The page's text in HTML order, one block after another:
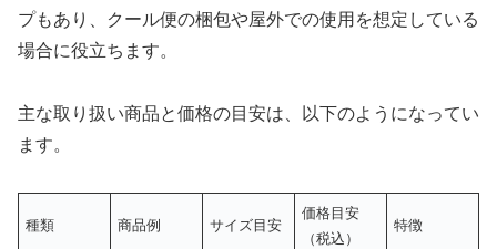
プもあり、クール便の梱包や屋外での使用を想定している
場合に役立ちます。
主な取り扱い商品と価格の目安は、以下のようになってい
ます。
種類 商品例 サイズ目安
価格目安
（税込）
特徴